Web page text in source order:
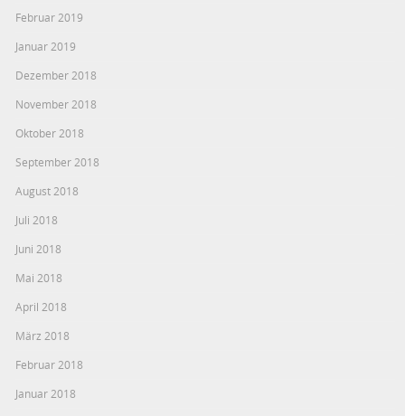
Februar 2019
Januar 2019
Dezember 2018
November 2018
Oktober 2018
September 2018
August 2018
Juli 2018
Juni 2018
Mai 2018
April 2018
März 2018
Februar 2018
Januar 2018